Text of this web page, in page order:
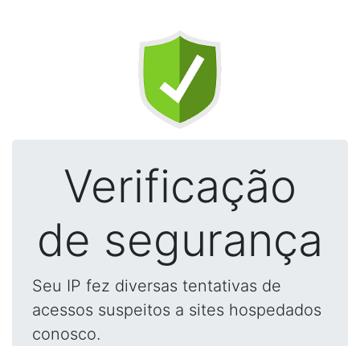
Verificação
de segurança
Seu IP fez diversas tentativas de
acessos suspeitos a sites hospedados
conosco.